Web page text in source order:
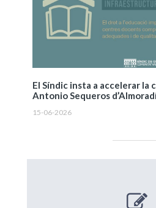
El Síndic insta a accelerar la
Antonio Sequeros
15-06-2026